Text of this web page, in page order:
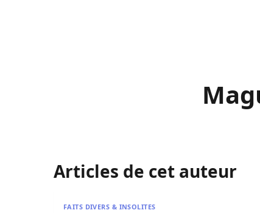
Articles de cet auteur
L’alibi du « djinn » s’effondre : 20 ans de
FAITS DIVERS & INSOLITES